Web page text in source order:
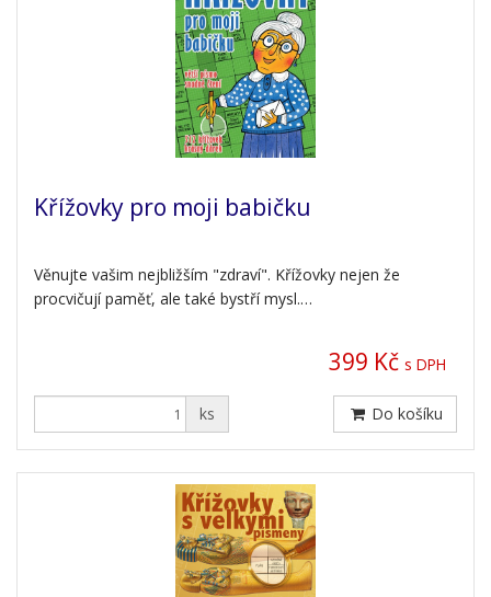
Křížovky pro moji babičku
Věnujte vašim nejbližším "zdraví". Křížovky nejen že
procvičují paměť, ale také bystří mysl.…
399 Kč s DPH
ks Do košíku